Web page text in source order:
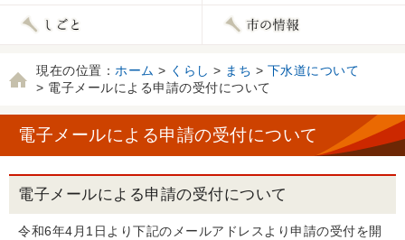
現在の位置： ホーム > くらし > まち > 下水道について
> 電子メールによる申請の受付について
電子メールによる申請の受付について
電子メールによる申請の受付について
令和6年4月1日より下記のメールアドレスより申請の受付を開